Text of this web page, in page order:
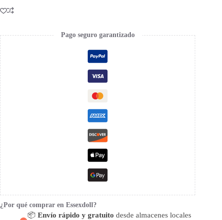
Pago seguro garantizado
¿Por qué comprar en Essexdoll?
📦 Envío rápido y gratuito desde almacenes locales